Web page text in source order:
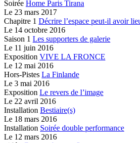
Soirée Home Paris Tirana
Le 23 mars 2017
Chapitre 1 Décrire l’espace peut-il avoir
Le 14 octobre 2016
Saison 1 Les supporters de galerie
Le 11 juin 2016
Exposition VIVE LA FRONCE
Le 12 mai 2016
Hors-Pistes La Finlande
Le 3 mai 2016
Exposition Le revers de l’image
Le 22 avril 2016
Installation Bestiaire(s)
Le 18 mars 2016
Installation Soirée double performance
Le 12 mars 2016